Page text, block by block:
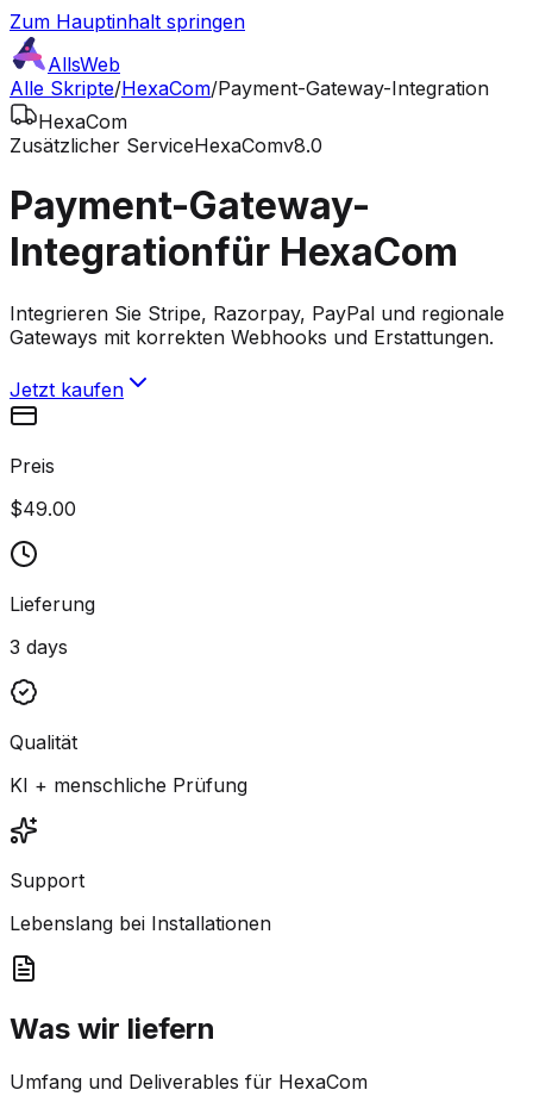
Zum Hauptinhalt springen
AllsWeb
Alle Skripte/HexaCom/Payment-Gateway-Integration
HexaCom
Zusätzlicher ServiceHexaComv8.0
Payment-Gateway-
Integrationfür HexaCom
Integrieren Sie Stripe, Razorpay, PayPal und regionale
Gateways mit korrekten Webhooks und Erstattungen.
Jetzt kaufen
Preis
$49.00
Lieferung
3 days
Qualität
KI + menschliche Prüfung
Support
Lebenslang bei Installationen
Was wir liefern
Umfang und Deliverables für HexaCom